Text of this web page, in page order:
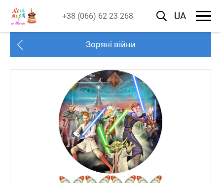
+38 (066) 62 23 268 UA
Зоряні війни